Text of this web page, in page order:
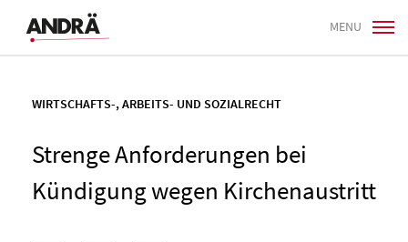
MENU
WIRTSCHAFTS-, ARBEITS- UND SOZIALRECHT
Strenge Anforderungen bei
Kündigung wegen Kirchenaustritt